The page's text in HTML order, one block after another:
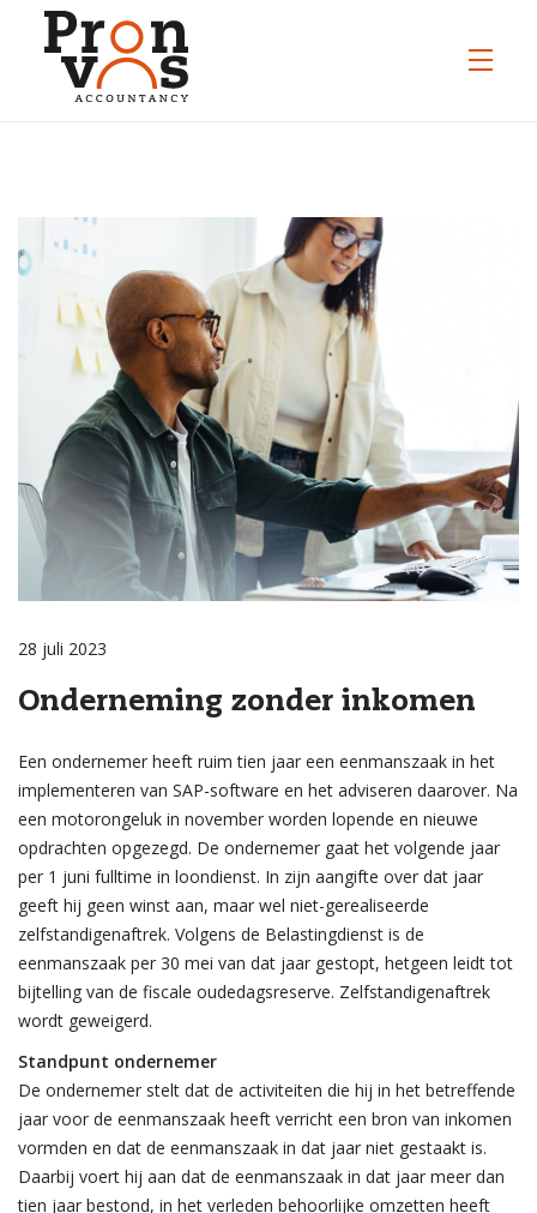
28 juli 2023
Onderneming zonder inkomen
Een ondernemer heeft ruim tien jaar een eenmanszaak in het
implementeren van SAP-software en het adviseren daarover. Na
een motorongeluk in november worden lopende en nieuwe
opdrachten opgezegd. De ondernemer gaat het volgende jaar
per 1 juni fulltime in loondienst. In zijn aangifte over dat jaar
geeft hij geen winst aan, maar wel niet-gerealiseerde
zelfstandigenaftrek. Volgens de Belastingdienst is de
eenmanszaak per 30 mei van dat jaar gestopt, hetgeen leidt tot
bijtelling van de fiscale oudedagsreserve. Zelfstandigenaftrek
wordt geweigerd.
Standpunt ondernemer
De ondernemer stelt dat de activiteiten die hij in het betreffende
jaar voor de eenmanszaak heeft verricht een bron van inkomen
vormden en dat de eenmanszaak in dat jaar niet gestaakt is.
Daarbij voert hij aan dat de eenmanszaak in dat jaar meer dan
tien jaar bestond, in het verleden behoorlijke omzetten heeft